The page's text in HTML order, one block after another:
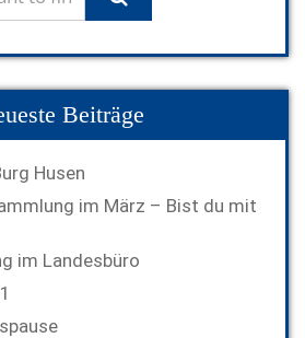
Beiträge
Husen
im März – Bist du mit
im Landesbüro